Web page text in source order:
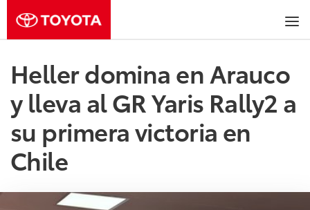
Heller domina en Arauco
y lleva al GR Yaris Rally2 a
su primera victoria en
Chile